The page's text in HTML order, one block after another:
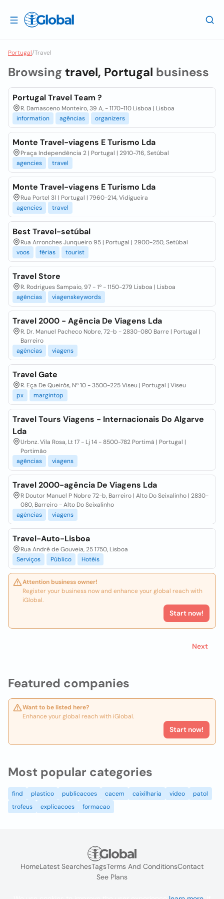
Portugal/Travel
Featured companies
Want to be listed here?
Enhance your global reach with iGlobal.
Start now!
Browsingtravel, Portugal business
Portugal Travel Team ?
R. Damasceno Monteiro, 39 A, - 1170-110 Lisboa | Lisboa
information
agências organizers
Monte Travel-viagens E Turismo Lda
Praça Independência 2 | Portugal | 2910-716, Setúbal
agencies
travel
Monte Travel-viagens E Turismo Lda
Rua Portel 31 | Portugal | 7960-214, Vidigueira
agencies
travel
Best Travel-setúbal
Rua Arronches Junqueiro 95 | Portugal | 2900-250, Setúbal
voos
férias tourist
Travel Store
R. Rodrigues Sampaio, 97 - 1º - 1150-279 Lisboa | Lisboa
agências
viagenskeywords
Travel 2000 - Agência De Viagens Lda
R. Dr. Manuel Pacheco Nobre, 72-b - 2830-080 Barre | Portugal |
Barreiro
agências
viagens
Travel Gate
R. Eça De Queirós, Nº 10 - 3500-225 Viseu | Portugal | Viseu
px
margintop
Travel Tours Viagens - Internacionais Do Algarve
Lda
Urbnz. Vila Rosa, Lt 17 - Lj 14 - 8500-782 Portimã | Portugal |
Portimão
agências
viagens
Travel 2000-agência De Viagens Lda
R Doutor Manuel P Nobre 72-b, Barreiro | Alto Do Seixalinho | 2830-
080, Barreiro - Alto Do Seixalinho
agências
viagens
Travel-Auto-Lisboa
Rua André de Gouveia, 25 1750, Lisboa
Serviços
Público Hotéis
Attention business owner!
Register your business now and enhance your global reach with
iGlobal.
Start now!
Next
Most popular categories
find plastico publicacoes cacem caixilharia video
patol
trofeus
explicacoes formacao
HomeLatest SearchesTagsTerms And ConditionsContact
See Plans